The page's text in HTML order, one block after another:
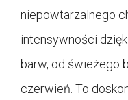
niepowtarzalnego
intensywności
barw, od świeżego
czerwień. To